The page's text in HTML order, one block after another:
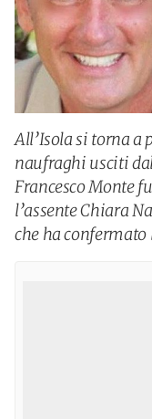
All’Isola si torna a
naufraghi usciti
Francesco Monte
l’assente Chiara
che ha confermato